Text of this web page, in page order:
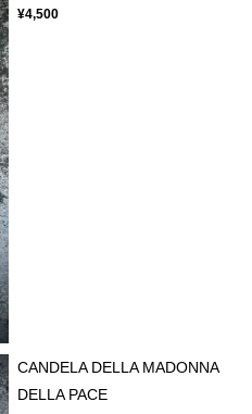
¥4,500
CANDELA DELLA MADONNA
DELLA PACE